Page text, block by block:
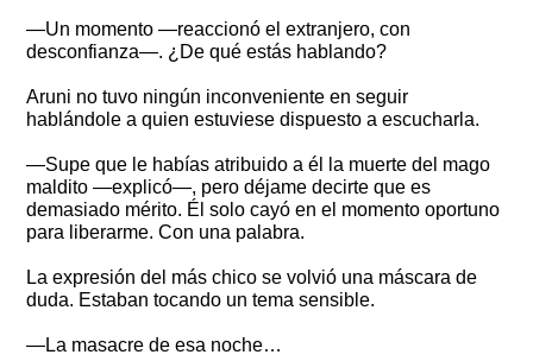
—Un momento —reaccionó el extranjero, con
desconfianza—. ¿De qué estás hablando?
Aruni no tuvo ningún inconveniente en seguir
hablándole a quien estuviese dispuesto a escucharla.
—Supe que le habías atribuido a él la muerte del mago
maldito —explicó—, pero déjame decirte que es
demasiado mérito. Él solo cayó en el momento oportuno
para liberarme. Con una palabra.
La expresión del más chico se volvió una máscara de
duda. Estaban tocando un tema sensible.
—La masacre de esa noche…